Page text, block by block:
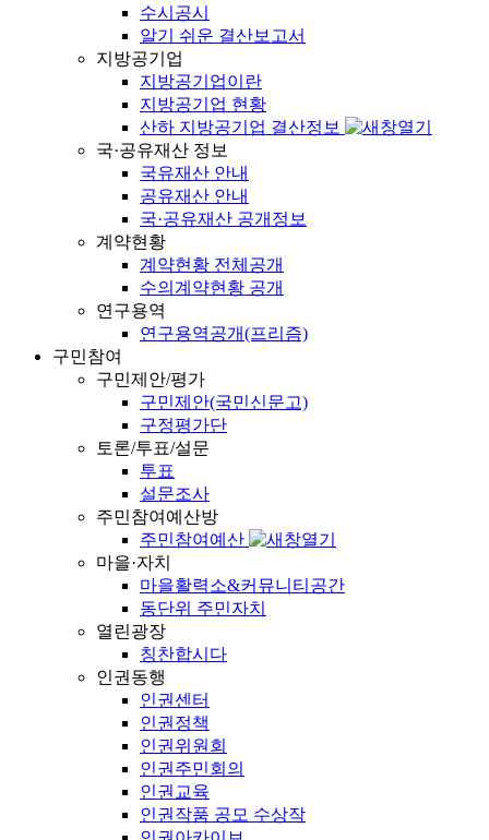
수시공시
알기 쉬운 결산보고서
지방공기업
지방공기업이란
지방공기업 현황
산하 지방공기업 결산정보
국·공유재산 정보
국유재산 안내
공유재산 안내
국·공유재산 공개정보
계약현황
계약현황 전체공개
수의계약현황 공개
연구용역
연구용역공개(프리즘)
구민참여
구민제안/평가
구민제안(국민신문고)
구정평가단
토론/투표/설문
투표
설문조사
주민참여예산방
주민참여예산
마을·자치
마을활력소&커뮤니티공간
동단위 주민자치
열린광장
칭찬합시다
인권동행
인권센터
인권정책
인권위원회
인권주민회의
인권교육
인권작품 공모 수상작